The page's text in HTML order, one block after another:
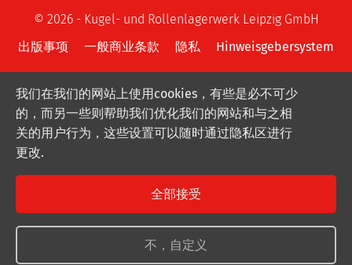
© 2026 - Kugel- und Rollenlagerwerk Leipzig GmbH
出版事项
一般商业条款 隐私 Hinweisgebersystem
我们在我们的网站上使用cookies，有些是必不可少
的，而另一些则帮助我们优化我们的网站和与之相
关的用户行为，这些设置可以随时通过隐私区进行
更改.
全部接受
不，自定义